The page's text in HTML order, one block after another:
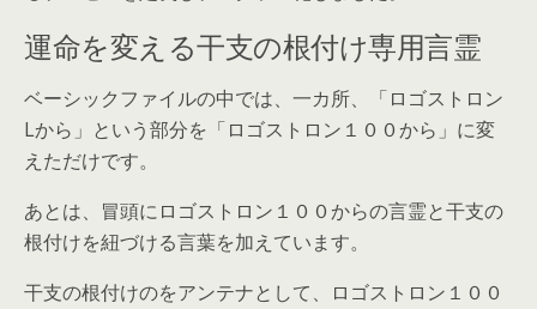
運命を変える干支の根付け専用言霊
ベーシックファイルの中では、一カ所、「ロゴストロン
Lから」という部分を「ロゴストロン１００から」に変
えただけです。
あとは、冒頭にロゴストロン１００からの言霊と干支の
根付けを紐づける言葉を加えています。
干支の根付けのをアンテナとして、ロゴストロン１００